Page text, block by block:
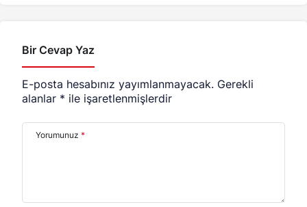
Bir Cevap Yaz
E-posta hesabınız yayımlanmayacak. Gerekli
alanlar * ile işaretlenmişlerdir
Yorumunuz *